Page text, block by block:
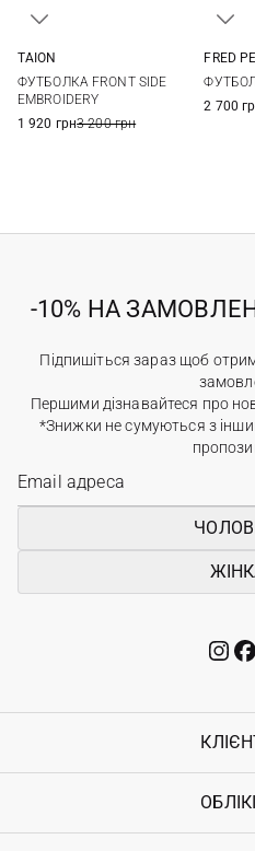
TAION
ФУТБОЛКА FRONT SIDE
EMBROIDERY
1 920 грн3 200 грн
FRED
2 700
-10% НА
Підпишіться зараз щоб
Першими дізнавайтеся про
*Знижки не сумуються з